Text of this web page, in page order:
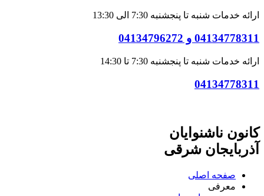
ارائه خدمات شنبه تا پنجشنبه 7:30 الی 13:30
04134778311 و 04134796272
ارائه خدمات شنبه تا پنجشنبه 7:30 تا 14:30
04134778311
کانون ناشنوایان
آذربایجان شرقی
صفحه اصلی
معرفی